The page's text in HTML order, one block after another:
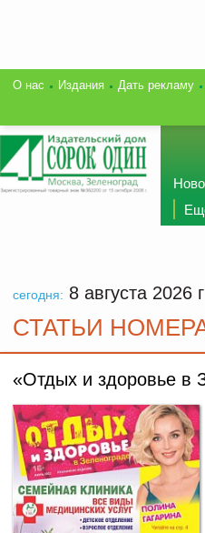
О нас Издания Дать рекламу
сегодня: 8 августа 2026 г
СТАТЬИ
«Отдых и здоровье в